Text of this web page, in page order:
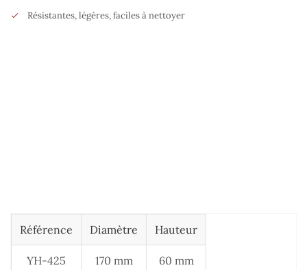
Résistantes, légères, faciles à nettoyer
Référence Diamètre Hauteur
YH-425 170 mm 60 mm